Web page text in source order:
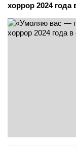
хоррор 2024